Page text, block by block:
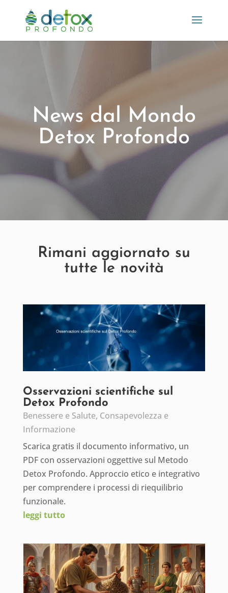
News dal Mondo
Detox Profondo
Rimani aggiornato su
tutte le novità
Osservazioni scientifiche sul
Detox Profondo
Benessere e Salute, Consapevolezza e
Informazione
Scarica gratis il documento informativo, un
PDF con osservazioni oggettive sul Metodo
Detox Profondo. Approccio etico e integrativo
per comprendere i processi di riequilibrio
funzionale.
leggi tutto